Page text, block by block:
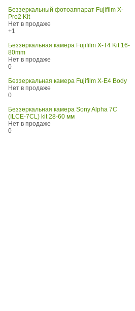
Беззеркальный фотоаппарат Fujifilm X-
Pro2 Kit
Нет в продаже
+1
Беззеркальная камера Fujifilm X-T4 Kit 16-
80mm
Нет в продаже
0
Беззеркальная камера Fujifilm X-E4 Body
Нет в продаже
0
Беззеркальная камера Sony Alpha 7C
(ILCE-7CL) kit 28-60 мм
Нет в продаже
0